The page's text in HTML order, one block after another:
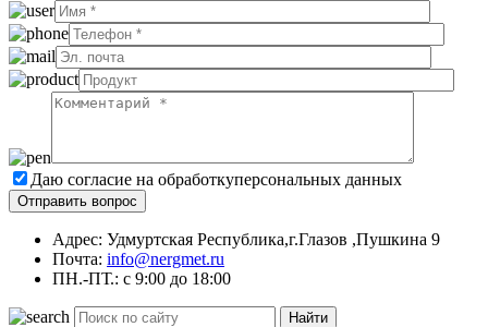
Даю согласие на обработкуперсональных данных
Адрес: Удмуртская Республика,г.Глазов ,Пушкина 9
Почта: info@nergmet.ru
ПН.-ПТ.: с 9:00 до 18:00
Найти